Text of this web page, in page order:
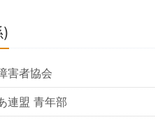
害者協会
連盟 青年部